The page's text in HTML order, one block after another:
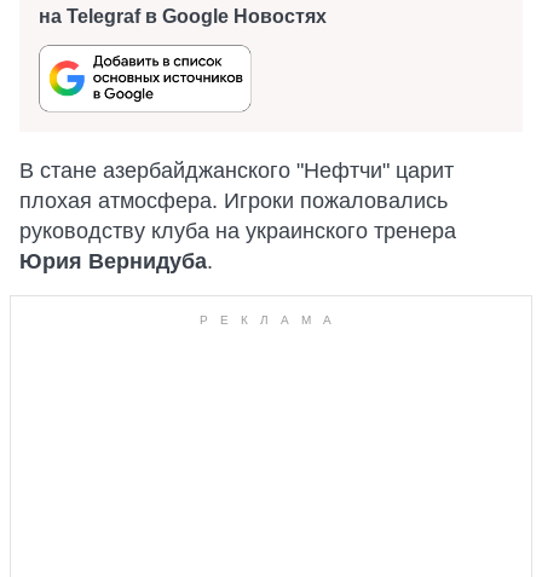
на Telegraf в Google Новостях
В стане азербайджанского "Нефтчи" царит
плохая атмосфера. Игроки пожаловались
руководству клуба на украинского тренера
Юрия Вернидуба.